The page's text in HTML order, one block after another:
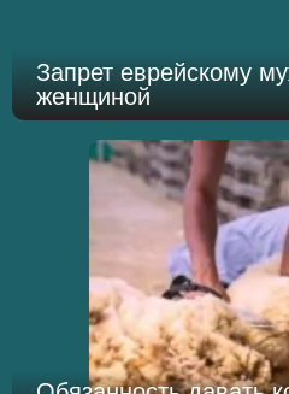
Запрет еврейскому
женщиной